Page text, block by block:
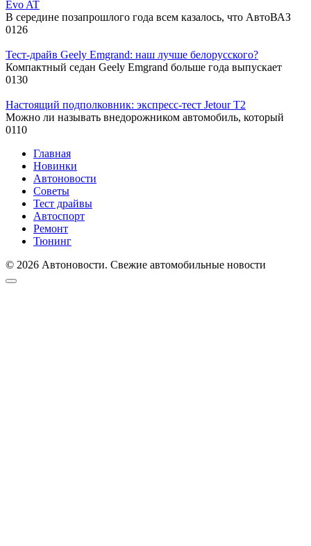
Evo AT
В середине позапрошлого года всем казалось, что АвтоВАЗ
0126
Тест-драйв Geely Emgrand: наш лучше белорусского?
Компактный седан Geely Emgrand больше года выпускает
0130
Настоящий подполковник: экспресс-тест Jetour T2
Можно ли называть внедорожником автомобиль, который
0110
Главная
Новинки
Автоновости
Советы
Тест драйвы
Автоспорт
Ремонт
Тюнинг
© 2026 Автоновости. Свежие автомобильные новости